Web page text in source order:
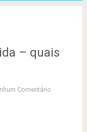
– quais
Comentário